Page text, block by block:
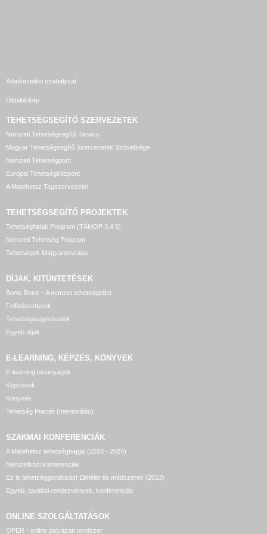
Adatkezelési szabályzat
Oldaltérkép
TEHETSÉGSEGÍTŐ SZERVEZETEK
Nemzeti Tehetségsegítő Tanács
Magyar Tehetségsegítő Szervezetek Szövetsége
Nemzeti Tehetségpont
Európai Tehetségközpont
A Matehetsz Tagszervezetei
TEHETSÉGSEGÍTŐ PROJEKTEK
Tehetséghidak Program (TÁMOP 3.4.5)
Nemzeti Tehetség Program
Tehetségek Magyarországa
DÍJAK, KITÜNTETÉSEK
Bonis Bona – A nemzet tehetségeiért
Felfedezettjeink
Tehetségnagykövetek
Egyéb díjak
E-LEARNING, KÉPZÉS, KÖNYVEK
E-learning tananyagok
Képzések
Könyvek
Tehetség Piactér (mentorálás)
SZAKMAI KONFERENCIÁK
A Matehetsz tehetségnapjai (2010 - 2024)
Nemzetközi konferenciák
Ez is tehetséggondozás! Elmélet és módszerek (2013)
Egyéb, további rendezvények, konferenciák
ONLINE SZOLGÁLTATÁSOK
OPER - online pályázati rendszer